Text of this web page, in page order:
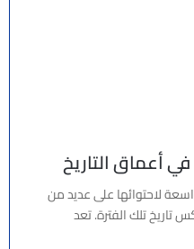
أعماق التاريخ
لاحتوائها على عديد من
تاريخ تلك الفترة. تعد